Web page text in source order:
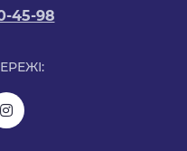
45-98